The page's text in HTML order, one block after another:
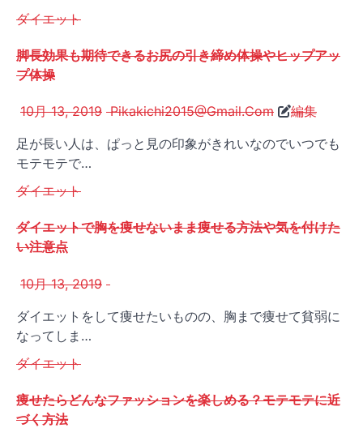
ダイエット
脚長効果も期待できるお尻の引き締め体操やヒップアッ
プ体操
10月 13, 2019 Pikakichi2015@Gmail.Com
編集
足が長い人は、ぱっと見の印象がきれいなのでいつでも
モテモテで…
ダイエット
ダイエットで胸を痩せないまま痩せる方法や気を付けた
い注意点
10月 13, 2019
ダイエットをして痩せたいものの、胸まで痩せて貧弱に
なってしま…
ダイエット
痩せたらどんなファッションを楽しめる？モテモテに近
づく方法